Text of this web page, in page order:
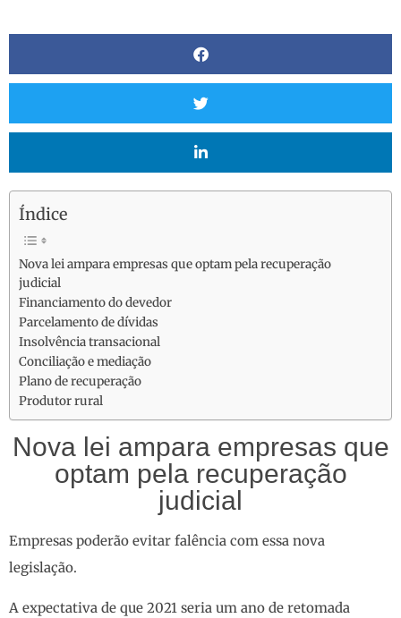
Índice
Nova lei ampara empresas que optam pela recuperação
judicial
Financiamento do devedor
Parcelamento de dívidas
Insolvência transacional
Conciliação e mediação
Plano de recuperação
Produtor rural
Nova lei ampara empresas que
optam pela recuperação
judicial
Empresas poderão evitar falência com essa nova
legislação.
A expectativa de que 2021 seria um ano de retomada